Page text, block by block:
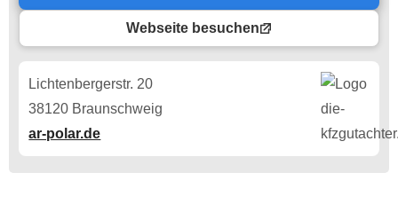
Webseite besuchen
Lichtenbergerstr. 20
38120 Braunschweig
ar-polar.de